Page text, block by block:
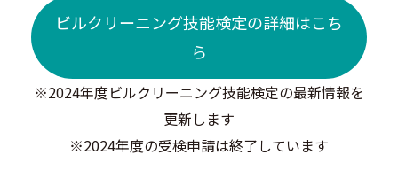
ビルクリーニング技能検定の詳細はこち
ら
※2024年度ビルクリーニング技能検定の最新情報を
更新します
※2024年度の受検申請は終了しています